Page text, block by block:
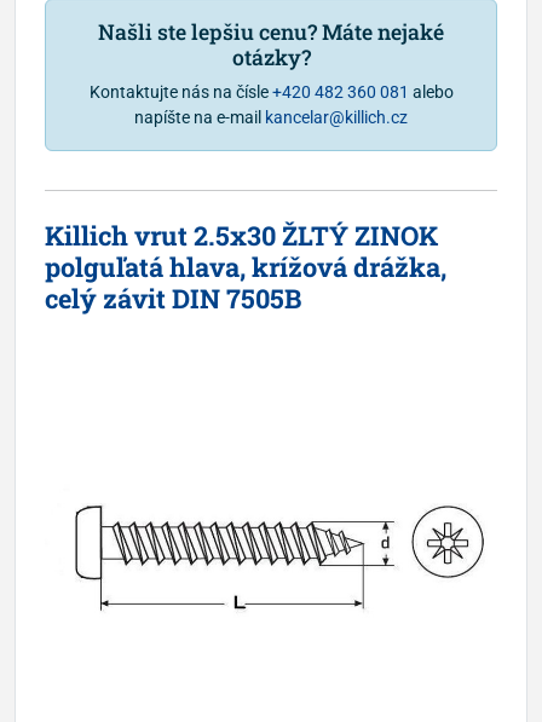
Našli ste lepšiu cenu? Máte nejaké
otázky?
Kontaktujte nás na čísle+420 482 360 081 alebo
napíšte na e-mail kancelar@killich.cz
Killich vrut 2.5x30 ŽLTÝ ZINOK
polguľatá hlava, krížová drážka,
celý závit DIN 7505B